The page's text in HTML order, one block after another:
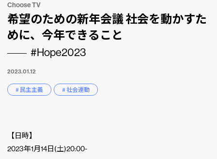
Choose TV
希望のための新年会議 社会を動かすた
めに、今年できること
#Hope2023
2023.01.12
# 民主主義 # 社会運動
【日時】
2023年1月14日(土)20:00-